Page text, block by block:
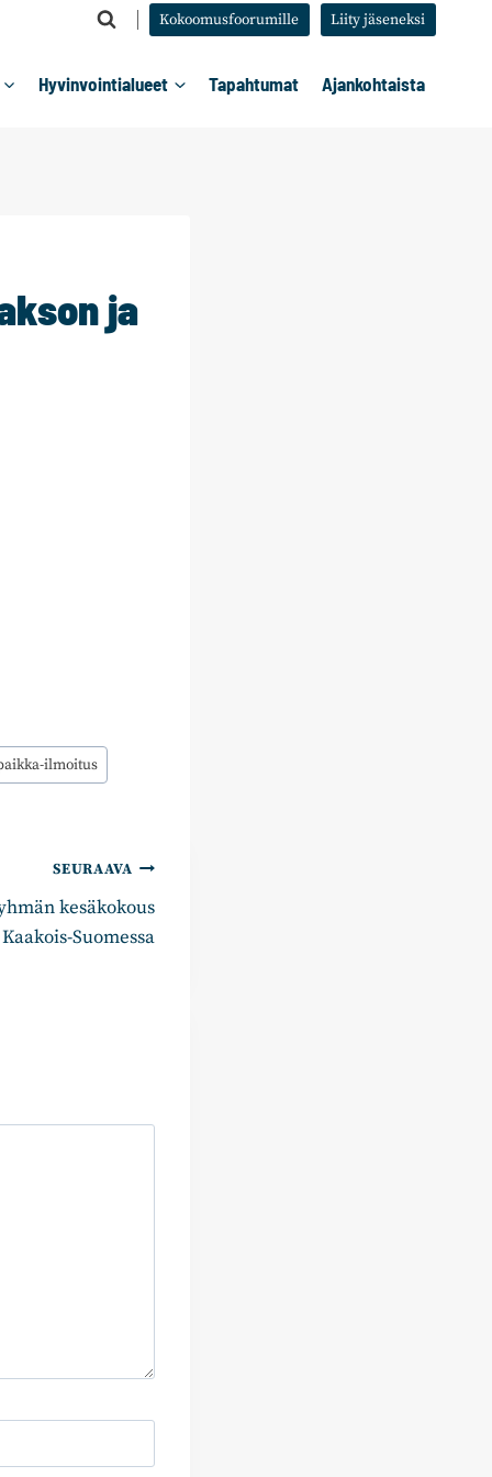
Kokoomusfoorumille Liity jäseneksi
Hyvinvointialueet Tapahtumat Ajankohtaista
ja
ilmoitus
SEURAAVA
kesäkokous
Suomessa